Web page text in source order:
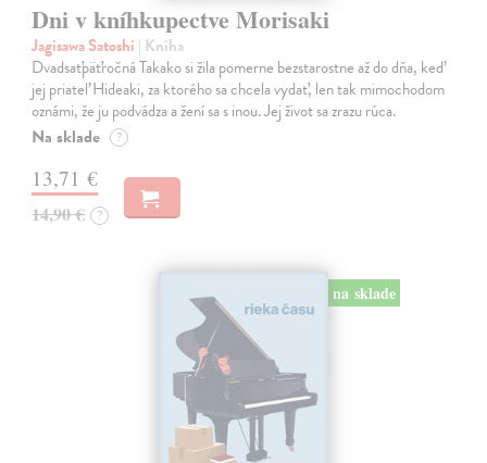
Dni v kníhkupectve Morisaki
Jagisawa Satoshi | Kniha
Dvadsaťpäťročná Takako si žila pomerne bezstarostne až do dňa, keď
jej priateľ Hideaki, za ktorého sa chcela vydať, len tak mimochodom
oznámi, že ju podvádza a žení sa s inou. Jej život sa zrazu rúca.
Na sklade ?
13,71 €
14,90 € ?
na sklade